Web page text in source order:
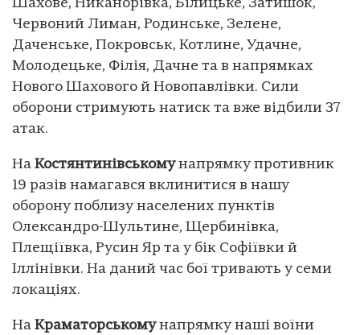
Шахове, Никанорівка, Білицьке, Затишок,
Червоний Лиман, Родинське, Зелене,
Даченське, Покровськ, Котлине, Удачне,
Молодецьке, Філія, Дачне та в напрямках
Нового Шахового й Новопавлівки. Сили
оборони стримують натиск та вже відбили 37
атак.
На Костянтинівськомунапрямку противник
19 разів намагався вклинитися в нашу
оборону поблизу населених пунктів
Олександро-Шультине, Щербинівка,
Плещіївка, Русин Яр та у бік Софіївки й
Іллінівки. На даний час бої тривають у семи
локаціях.
На Краматорськомунапрямку наші воїни